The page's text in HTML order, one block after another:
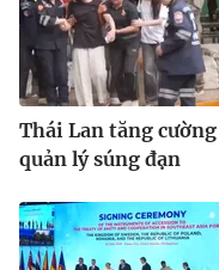
Thái Lan tăng cường
quản lý súng đạn